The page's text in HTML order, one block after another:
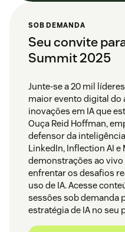
SOB DEMANDA
Seu convite
Summit 2025
Junte-se a 20 mil
maior evento digital do
inovações em IA que
Ouça Reid Hoffman,
defensor da
LinkedIn, Inflection AI e
demonstrações ao
enfrentar os desafios
uso de IA. Acesse
sessões sob demanda
estratégia de IA no seu